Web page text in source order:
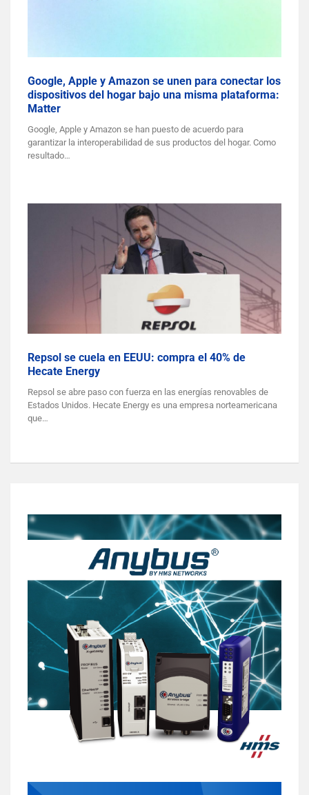
Google, Apple y Amazon se unen para conectar los
dispositivos del hogar bajo una misma plataforma:
Matter
Google, Apple y Amazon se han puesto de acuerdo para
garantizar la interoperabilidad de sus productos del hogar. Como
resultado…
Repsol se cuela en EEUU: compra el 40% de
Hecate Energy
Repsol se abre paso con fuerza en las energías renovables de
Estados Unidos. Hecate Energy es una empresa norteamericana
que…